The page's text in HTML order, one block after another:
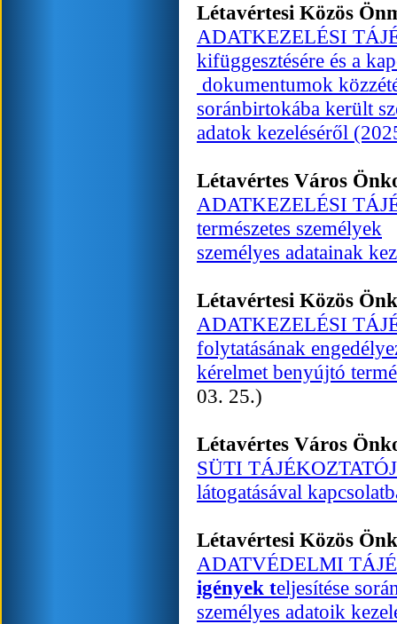
Létavértesi Közös
ADATKEZELÉSI
kifüggesztésére és a
dokumentumok
soránbirtokába került
adatok kezeléséről
Létavértes Város
ADATKEZELÉSI
természetes személyek
személyes adatainak
Létavértesi Közös
ADATKEZELÉSI
folytatásának
kérelmet benyújtó
03. 25.)
Létavértes Város
SÜTI
látogatásával
Létavértesi Közös
ADATVÉDELMI
igények teljesítése
személyes adatoik